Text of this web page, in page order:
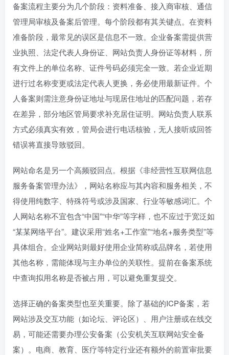
备案流程主要分为几个阶段：资料准备、接入商审核、通信
管理局审核及备案后管理。每个阶段都有其关键点。在资料
准备阶段，最常见的误区是信息不一致。企业备案需提供营
业执照、法定代表人身份证、网站负责人身份证等材料，所
有文件上的单位名称、证件号码必须完全一致。若企业近期
进行过名称变更或法定代表人更换，务必使用最新证件。个
人备案则需注意身份证地址与现居住地址的匹配问题，若存
在差异，部分地区管局要求补充居住证明。网站负责人联系
方式必须真实有效，管局会进行电话核验，无人接听或回答
错误将直接导致驳回。
网站命名是另一个高频驳回点。根据《非经营性互联网信息
服务备案管理办法》，网站名称应与其内容和服务相关，不
得使用纯数字、特殊符号或涉及国家、行业等敏感词汇。个
人网站名称不宜包含“中国”“中华”等字样，也不应过于宽泛如
“某某网络平台”。建议采用“姓名+工作室”“地名+服务类型”等
具体组合。企业网站则最好使用企业简称或品牌名，若使用
其他名称，需能体现与主办单位的关联性。提前在备案系统
中查询拟用名称是否被占用，可以避免重复提交。
选择正确的备案类型也至关重要。除了基础的ICP备案，若
网站涉及交互功能（如论坛、评论区）、用户注册或在线交
易，可能还需要办理公安备案（公安机关互联网站安全备
案）。电商、教育、医疗等特定行业还有额外的前置审批要